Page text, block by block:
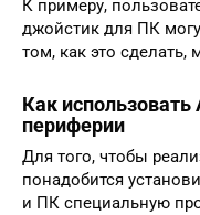
К примеру,
джойстик для ПК
том, как это
Как использовать
периферии
Для того, чтобы
понадобится
и ПК специальную